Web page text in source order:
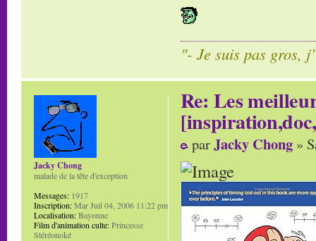
"- Je suis pas gros,
Re: Les
parJacky Chong »
Jacky Chong
malade de la tête d'exception
Messages: 1917
Inscription:Mar Juil 04, 2006 11:22 pm
Localisation:Bayonne
Film d'animation culte:Princesse
Stéréonoké